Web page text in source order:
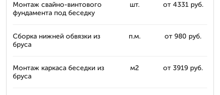
Монтаж свайно-винтового
фундамента под беседку
шт. от 4331 руб.
Сборка нижней обвязки из
бруса
п.м. от 980 руб.
Монтаж каркаса беседки из
бруса
м2 от 3919 руб.